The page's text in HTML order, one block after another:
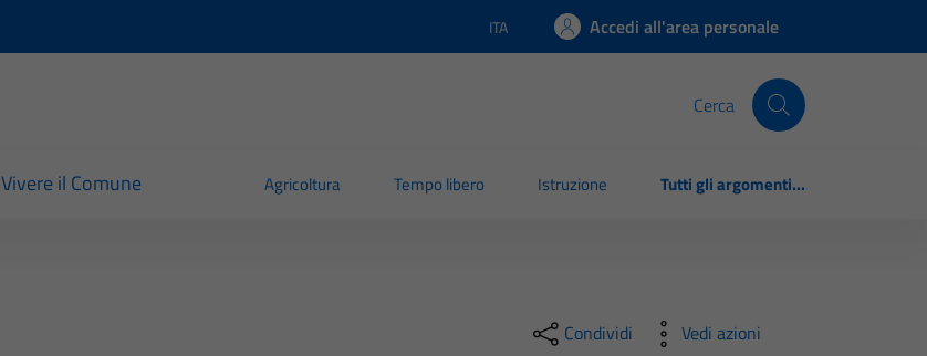
Lingua attiva:
ITA Accedi all'area personale
Cerca
Vivere il Comune Agricoltura Tempo libero Istruzione Tutti gli argomenti...
Condividi Vedi azioni